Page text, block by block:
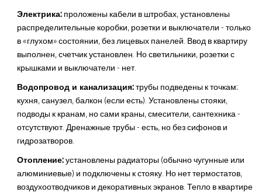
Электрика: проложены кабели в штробах, установлены
распределительные коробки, розетки и выключатели - только
в «глухом» состоянии, без лицевых панелей. Ввод в квартиру
выполнен, счетчик установлен. Но светильники, розетки с
крышками и выключатели - нет.
Водопровод и канализация:трубы подведены к точкам:
кухня, санузел, балкон (если есть). Установлены стояки,
подводы к кранам, но сами краны, смесители, сантехника -
отсутствуют. Дренажные трубы - есть, но без сифонов и
гидрозатворов.
Отопление:установлены радиаторы (обычно чугунные или
алюминиевые) и подключены к стояку. Но нет термостатов,
воздухоотводчиков и декоративных экранов. Тепло в квартире